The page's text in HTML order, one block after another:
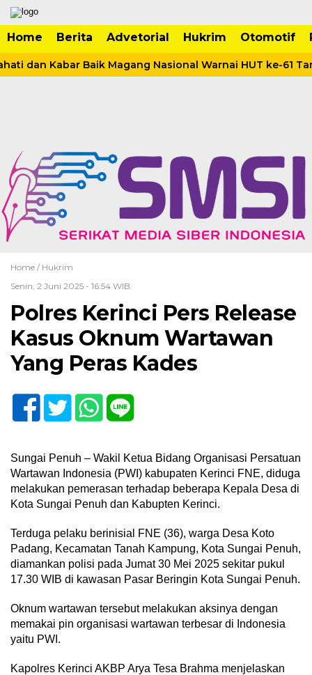
Home Berita Advetorial Hukrim Otomotif
dan Kabar Baik Magang Nasional Warnai HUT ke-61
Home / Hukrim
Senin, 2 Juni 2025 - 16:54 WIB
Polres Kerinci Pers Release
Kasus Oknum Wartawan
Yang Peras Kades
Sungai Penuh – Wakil Ketua Bidang Organisasi Persatuan
Wartawan Indonesia (PWI) kabupaten Kerinci FNE, diduga
melakukan pemerasan terhadap beberapa Kepala Desa di
Kota Sungai Penuh dan Kabupten Kerinci.
Terduga pelaku berinisial FNE (36), warga Desa Koto
Padang, Kecamatan Tanah Kampung, Kota Sungai Penuh,
diamankan polisi pada Jumat 30 Mei 2025 sekitar pukul
17.30 WIB di kawasan Pasar Beringin Kota Sungai Penuh.
Oknum wartawan tersebut melakukan aksinya dengan
memakai pin organisasi wartawan terbesar di Indonesia
yaitu PWI.
Kapolres Kerinci AKBP Arya Tesa Brahma menjelaskan